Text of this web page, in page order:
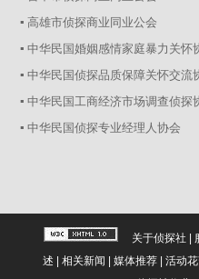
▪ 高雄市侦探商业同业公会
▪ 中华民国婚姻感情家庭暴力关怀
▪ 中华民国侦探品质保障关怀交流
▪ 中华民国工商经济市场调查侦探
▪ 中华民国侦探专业经理人协会
关于侦探社 |
述 | 相关新闻 | 媒体推荐| 活动